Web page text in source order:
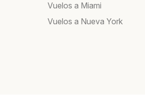
Vuelos a Miami
Vuelos a Nueva York